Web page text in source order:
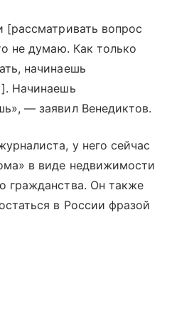
[рассматривать вопрос
не думаю. Как только
начинаешь
Начинаешь
— заявил Венедиктов.
у него сейчас
в виде недвижимости
гражданства. Он также
в России фразой